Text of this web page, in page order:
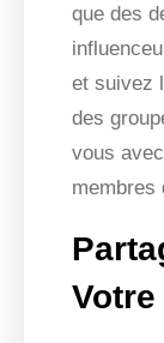
que des
et suivez
des
vous
membres